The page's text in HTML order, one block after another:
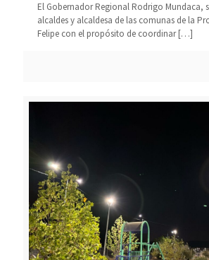
El Gobernador Regional Rodrigo Mundaca,
alcaldes y alcaldesa de las comunas de la
Felipe con el propósito de coordinar[…]